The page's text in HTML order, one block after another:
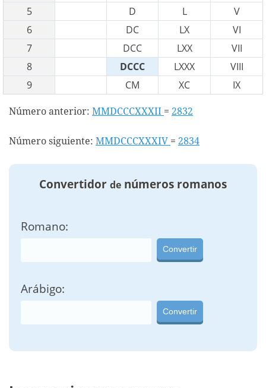
5
D L
V
6
DC LX
VI
7
DCC LXX
VII
8
DCCC LXXX
VIII
9
CM XC IX
Número anterior: MMDCCCXXXII = 2832
Número siguiente: MMDCCCXXXIV = 2834
Convertidor de números romanos
Romano:
Convertir
Arábigo:
Convertir